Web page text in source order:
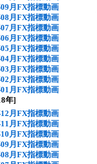
月FX指標動画
月FX指標動画
月FX指標動画
月FX指標動画
月FX指標動画
月FX指標動画
月FX指標動画
月FX指標動画
月FX指標動画
年]
月FX指標動画
月FX指標動画
月FX指標動画
月FX指標動画
月FX指標動画